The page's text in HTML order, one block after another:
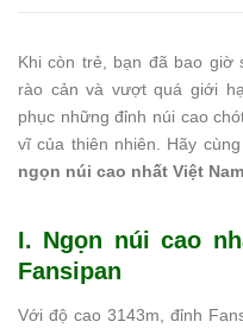
Khi còn trẻ, bạn đã bao giờ
rào cản và vượt quá giới
phục những đỉnh núi cao
vĩ của thiên nhiên. Hãy cùng
ngọn núi cao nhất Việt Nam
I. Ngọn núi cao
Fansipan
Với độ cao 3143m, đỉnh